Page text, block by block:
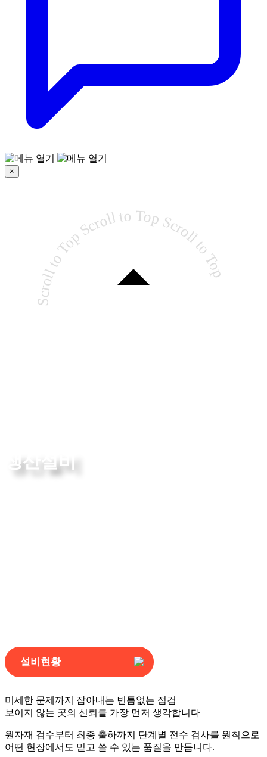
×
Scroll to Top Scroll to Top Scroll to Top
생산설비
설비현황
미세한 문제까지 잡아내는 빈틈없는 점검
보이지 않는 곳의 신뢰를 가장 먼저 생각합니다
원자재 검수부터 최종 출하까지 단계별 전수 검사를 원칙으로
어떤 현장에서도 믿고 쓸 수 있는 품질을 만듭니다.